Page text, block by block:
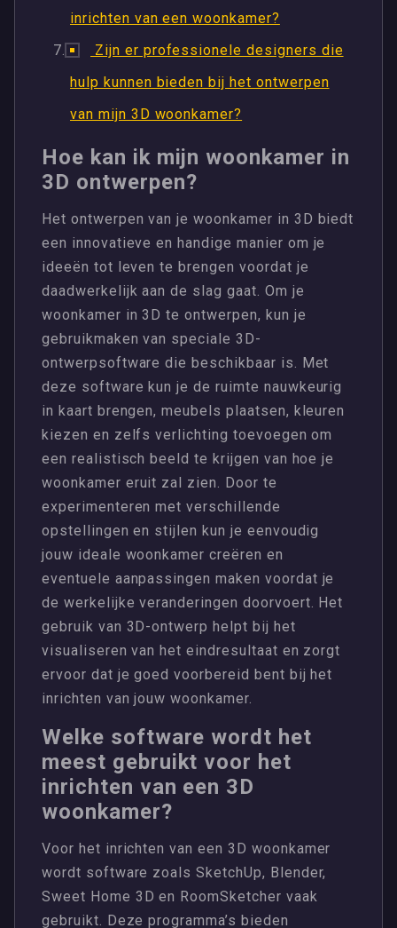
inrichten van een woonkamer?
Zijn er professionele designers die
hulp kunnen bieden bij het ontwerpen
van mijn 3D woonkamer?
Hoe kan ik mijn woonkamer in
3D ontwerpen?
Het ontwerpen van je woonkamer in 3D biedt
een innovatieve en handige manier om je
ideeën tot leven te brengen voordat je
daadwerkelijk aan de slag gaat. Om je
woonkamer in 3D te ontwerpen, kun je
gebruikmaken van speciale 3D-
ontwerpsoftware die beschikbaar is. Met
deze software kun je de ruimte nauwkeurig
in kaart brengen, meubels plaatsen, kleuren
kiezen en zelfs verlichting toevoegen om
een realistisch beeld te krijgen van hoe je
woonkamer eruit zal zien. Door te
experimenteren met verschillende
opstellingen en stijlen kun je eenvoudig
jouw ideale woonkamer creëren en
eventuele aanpassingen maken voordat je
de werkelijke veranderingen doorvoert. Het
gebruik van 3D-ontwerp helpt bij het
visualiseren van het eindresultaat en zorgt
ervoor dat je goed voorbereid bent bij het
inrichten van jouw woonkamer.
Welke software wordt het
meest gebruikt voor het
inrichten van een 3D
woonkamer?
Voor het inrichten van een 3D woonkamer
wordt software zoals SketchUp, Blender,
Sweet Home 3D en RoomSketcher vaak
gebruikt. Deze programma’s bieden